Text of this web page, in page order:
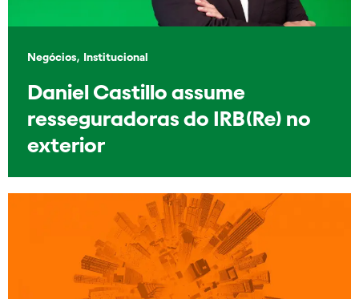
Negócios, Institucional
Daniel Castillo assume
resseguradoras do IRB(Re) no
exterior